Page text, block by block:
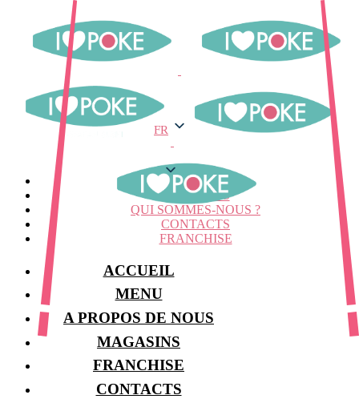
FR
MENU
MAGASINS
QUI SOMMES-NOUS ?
CONTACTS
FRANCHISE
ACCUEIL
MENU
A PROPOS DE NOUS
MAGASINS
FRANCHISE
CONTACTS